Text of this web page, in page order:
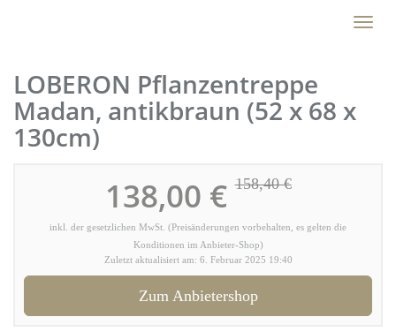
Toggle
LOBERON Pflanzentreppe
Madan, antikbraun (52 x 68 x
130cm)
138,00 €158,40 €
inkl. der gesetzlichen MwSt. (Preisänderungen vorbehalten, es gelten die
Konditionen im Anbieter-Shop)
Zuletzt aktualisiert am: 6. Februar 2025 19:40
Zum Anbietershop